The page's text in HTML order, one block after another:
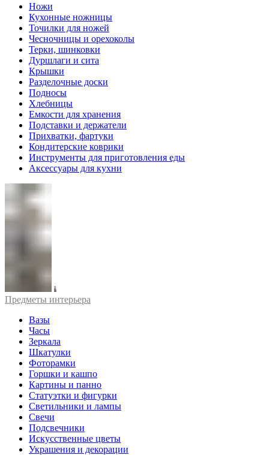
Ножи
Кухонные ножницы
Точилки для ножей
Чесночницы и орехоколы
Терки, шинковки
Дуршлаги и сита
Крышки
Разделочные доски
Подносы
Хлебницы
Емкости для хранения
Подставки и держатели
Прихватки, фартуки
Кондитерские коврики
Инструменты для приготовления еды
Аксессуары для кухни
Предметы интерьера
Вазы
Часы
Зеркала
Шкатулки
Фоторамки
Горшки и кашпо
Картины и панно
Статуэтки и фигурки
Светильники и лампы
Свечи
Подсвечники
Искусственные цветы
Украшения и декорации